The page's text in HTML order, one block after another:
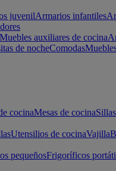
juvenilArmarios infantiles
Muebles auxiliares de cocina
de nocheComodas
cocinaMesas de cocina
Utensilios de cocinaVajilla
pequeñosFrigoríficos